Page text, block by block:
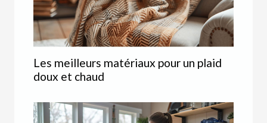
Les meilleurs matériaux pour un plaid
doux et chaud